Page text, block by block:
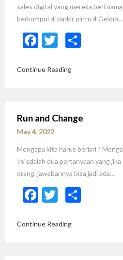
sales digital yang mereka beri
berkumpul di parkir pintu 4 Gelora…
Facebook
Twitter
Continue Reading
Run and Change
May 4, 2022
Mengapa kita harus berlari ?
Ini adalah dua pertanyaan yang
orang, jawabannya bisa jadi ada…
Facebook
Twitter
Continue Reading